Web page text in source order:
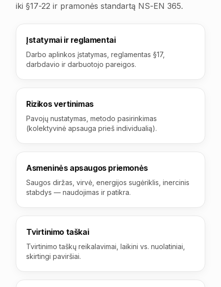
iki §17-22 ir pramonės standartą NS-EN 365.
Įstatymai ir reglamentai
Darbo aplinkos įstatymas, reglamentas §17,
darbdavio ir darbuotojo pareigos.
Rizikos vertinimas
Pavojų nustatymas, metodo pasirinkimas
(kolektyvinė apsauga prieš individualią).
Asmeninės apsaugos priemonės
Saugos diržas, virvė, energijos sugėriklis, inercinis
stabdys — naudojimas ir patikra.
Tvirtinimo taškai
Tvirtinimo taškų reikalavimai, laikini vs. nuolatiniai,
skirtingi paviršiai.